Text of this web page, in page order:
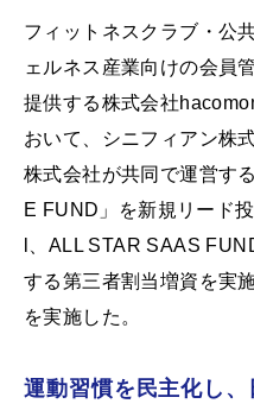
フィットネスクラブ・公
ェルネス産業向けの会員
提供する株式会社
おいて、シニフィアン株
株式会社が共同で運営す
E FUND」を新規リード
l、ALL STAR SAAS
する第三者割当増資を実
を実施した。
運動習慣を民主化し